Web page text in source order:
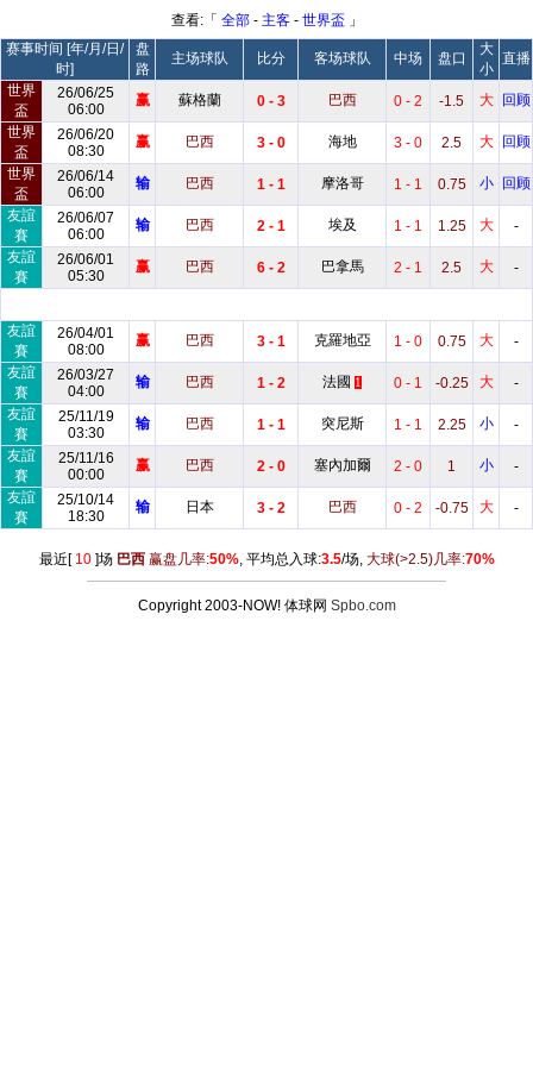
查看:「 全部- 主客- 世界盃 」
赛事时间 [年/月/日/
时]
盘
路
主场球队 比分 客场球队 中场 盘口
大
小
直播
世界
盃
26/06/25
06:00
赢 蘇格蘭 0 - 3 巴西 0 - 2 -1.5 大
回顾
世界
盃
26/06/20
08:30
赢 巴西 3 - 0 海地 3 - 0 2.5 大
回顾
世界
盃
26/06/14
06:00
输 巴西 1 - 1 摩洛哥 1 - 1 0.75 小
回顾
友誼
賽
26/06/07
06:00
输 巴西 2 - 1 埃及 1 - 1 1.25 大
-
友誼
賽
26/06/01
05:30
赢 巴西 6 - 2 巴拿馬 2 - 1 2.5 大 -
友誼
賽
26/04/01
08:00
赢 巴西 3 - 1 克羅地亞 1 - 0 0.75 大
-
友誼
賽
26/03/27
04:00
输 巴西 1 - 2 法國 1 0 - 1 -0.25 大
-
友誼
賽
25/11/19
03:30
输 巴西 1 - 1 突尼斯 1 - 1 2.25 小
-
友誼
賽
25/11/16
00:00
赢 巴西 2 - 0 塞內加爾 2 - 0 1 小
-
友誼
賽
25/10/14
18:30
输 日本 3 - 2 巴西 0 - 2 -0.75 大 -
最近[ 10]场 巴西赢盘几率:50%, 平均总入球:3.5/场, 大球(>2.5)几率:70%
Copyright 2003-NOW! 体球网 Spbo.com